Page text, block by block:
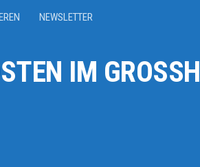
NEWSLETTER
IM